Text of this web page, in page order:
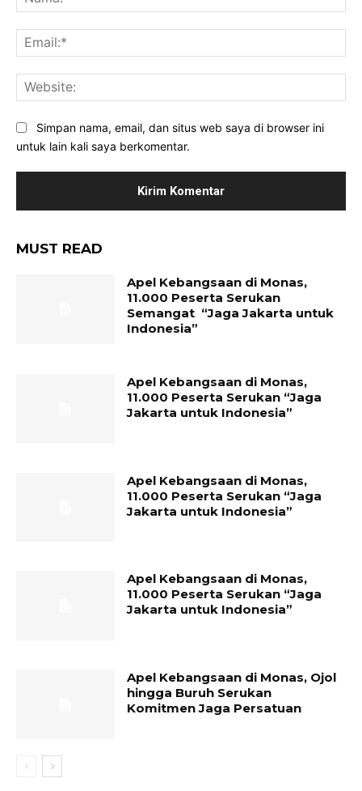
Simpan nama, email, dan situs web saya di browser ini
untuk lain kali saya berkomentar.
MUST READ
Apel Kebangsaan di Monas,
11.000 Peserta Serukan
Semangat “Jaga Jakarta untuk
Indonesia”
Apel Kebangsaan di Monas,
11.000 Peserta Serukan “Jaga
Jakarta untuk Indonesia”
Apel Kebangsaan di Monas,
11.000 Peserta Serukan “Jaga
Jakarta untuk Indonesia”
Apel Kebangsaan di Monas,
11.000 Peserta Serukan “Jaga
Jakarta untuk Indonesia”
Apel Kebangsaan di Monas, Ojol
hingga Buruh Serukan
Komitmen Jaga Persatuan